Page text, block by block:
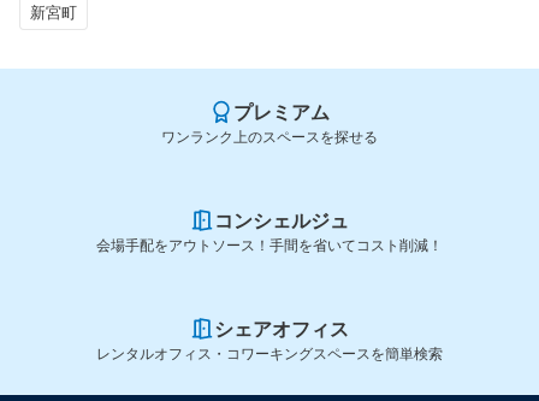
新宮町
プレミアム
ワンランク上のスペースを探せる
コンシェルジュ
会場手配をアウトソース！手間を省いてコスト削減！
シェアオフィス
レンタルオフィス・コワーキングスペースを簡単検索